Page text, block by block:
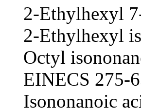
2-Ethylhexyl
2-Ethylhexyl
Octyl
EINECS 275-
Isononanoic